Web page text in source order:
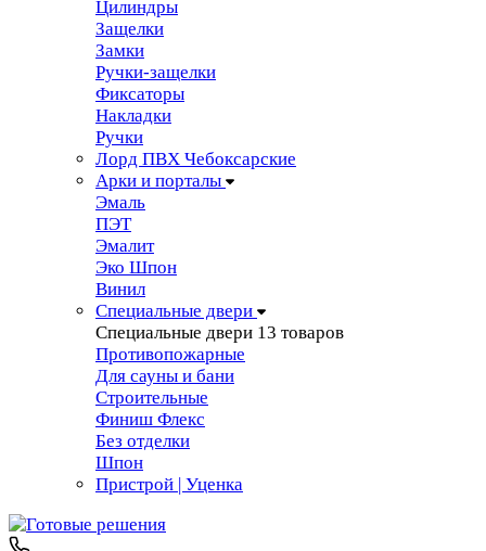
Цилиндры
Защелки
Замки
Ручки-защелки
Фиксаторы
Накладки
Ручки
Лорд ПВХ Чебоксарские
Арки и порталы
Эмаль
ПЭТ
Эмалит
Эко Шпон
Винил
Специальные двери
Специальные двери 13 товаров
Противопожарные
Для сауны и бани
Строительные
Финиш Флекс
Без отделки
Шпон
Пристрой | Уценка